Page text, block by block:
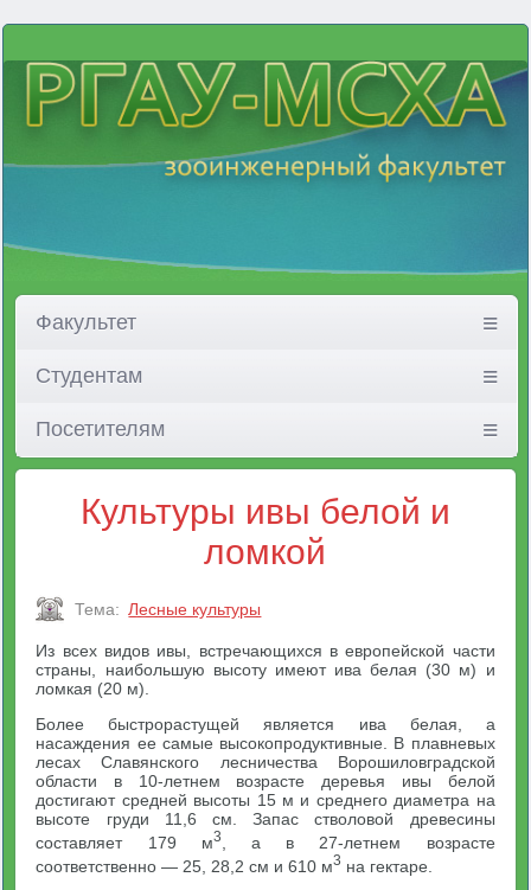
Факультет
Студентам
Посетителям
Культуры ивы белой и
ломкой
Тема: Лесные культуры
Из всех видов ивы, встречающихся в европейской части
страны, наибольшую высоту имеют ива белая (30 м) и
ломкая (20 м).
Более быстрорастущей является ива белая, а
насаждения ее самые высокопродуктивные. В плавневых
лесах Славянского лесничества Ворошиловградской
области в 10-летнем возрасте деревья ивы белой
достигают средней высоты 15 м и среднего диаметра на
высоте груди 11,6 см. Запас стволовой древесины
составляет 179 м3
, а в 27-летнем возрасте
соответственно — 25, 28,2 см и 610 м3 на гектаре.